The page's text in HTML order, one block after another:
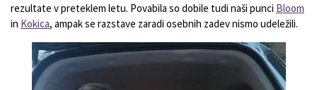
rezultate v preteklem letu. Povabila so dobile tudi naši punci Bloom
in Kokica, ampak se razstave zaradi osebnih zadev nismo udeležili.